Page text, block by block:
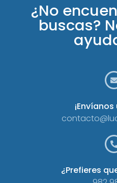
¿No
buscas?
¿Prefieres